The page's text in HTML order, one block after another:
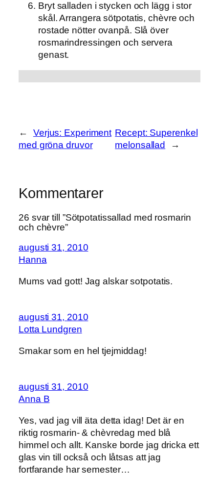
Bryt salladen i stycken och lägg i stor
skål. Arrangera sötpotatis, chèvre och
rostade nötter ovanpå. Slå över
rosmarindressingen och servera
genast.
←
Verjus: Experiment
med gröna druvor
Recept: Superenkel
melonsallad
→
Kommentarer
26 svar till ”Sötpotatissallad med rosmarin
och chèvre”
augusti 31, 2010
Hanna
Mums vad gott! Jag alskar sotpotatis.
augusti 31, 2010
Lotta Lundgren
Smakar som en hel tjejmiddag!
augusti 31, 2010
Anna B
Yes, vad jag vill äta detta idag! Det är en
riktig rosmarin- & chèvredag med blå
himmel och allt. Kanske borde jag dricka ett
glas vin till också och låtsas att jag
fortfarande har semester…